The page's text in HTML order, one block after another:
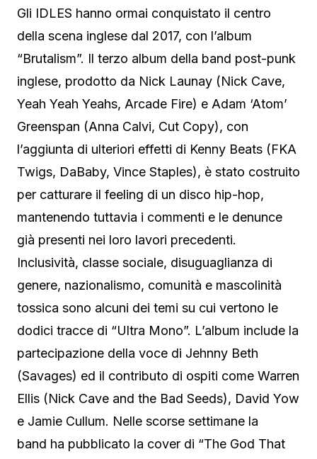
Gli IDLES hanno ormai conquistato il centro
della scena inglese dal 2017, con l’album
“Brutalism”. Il terzo album della band post-punk
inglese, prodotto da Nick Launay (Nick Cave,
Yeah Yeah Yeahs, Arcade Fire) e Adam ‘Atom’
Greenspan (Anna Calvi, Cut Copy), con
l’aggiunta di ulteriori effetti di Kenny Beats (FKA
Twigs, DaBaby, Vince Staples), è stato costruito
per catturare il feeling di un disco hip-hop,
mantenendo tuttavia i commenti e le denunce
già presenti nei loro lavori precedenti.
Inclusività, classe sociale, disuguaglianza di
genere, nazionalismo, comunità e mascolinità
tossica sono alcuni dei temi su cui vertono le
dodici tracce di “Ultra Mono”. L’album include la
partecipazione della voce di Jehnny Beth
(Savages) ed il contributo di ospiti come Warren
Ellis (Nick Cave and the Bad Seeds), David Yow
e Jamie Cullum. Nelle scorse settimane la
band ha pubblicato la cover di “The God That